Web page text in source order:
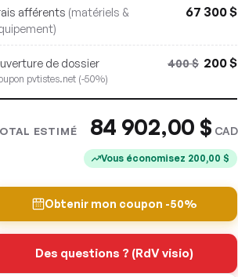
afférents (matériels &
67 300$
de dossier
pvtistes.net (-50%)
400$ 200$
ESTIMÉ 84 902,00 $ CAD
Vous économisez 200,00 $
Obtenir mon coupon -50%
Des questions ? (RdV visio)